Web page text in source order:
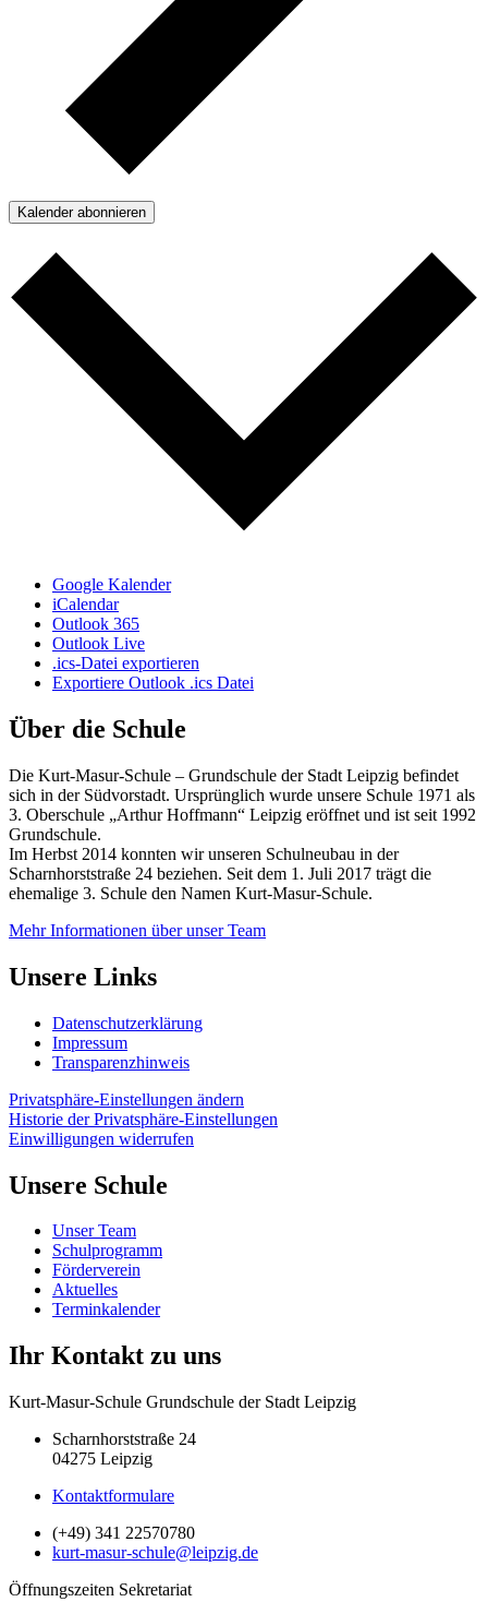
Kalender abonnieren
Google Kalender
iCalendar
Outlook 365
Outlook Live
.ics-Datei exportieren
Exportiere Outlook .ics Datei
Über die Schule
Die Kurt-Masur-Schule – Grundschule der Stadt Leipzig befindet
sich in der Südvorstadt. Ursprünglich wurde unsere Schule 1971 als
3. Oberschule „Arthur Hoffmann“ Leipzig eröffnet und ist seit 1992
Grundschule.
Im Herbst 2014 konnten wir unseren Schulneubau in der
Scharnhorststraße 24 beziehen. Seit dem 1. Juli 2017 trägt die
ehemalige 3. Schule den Namen Kurt-Masur-Schule.
Mehr Informationen über unser Team
Unsere Links
Datenschutzerklärung
Impressum
Transparenzhinweis
Privatsphäre-Einstellungen ändern
Historie der Privatsphäre-Einstellungen
Einwilligungen widerrufen
Unsere Schule
Unser Team
Schulprogramm
Förderverein
Aktuelles
Terminkalender
Ihr Kontakt zu uns
Kurt-Masur-Schule Grundschule der Stadt Leipzig
Scharnhorststraße 24
04275 Leipzig
Kontaktformulare
(+49) 341 22570780
kurt-masur-schule@leipzig.de
Öffnungszeiten Sekretariat